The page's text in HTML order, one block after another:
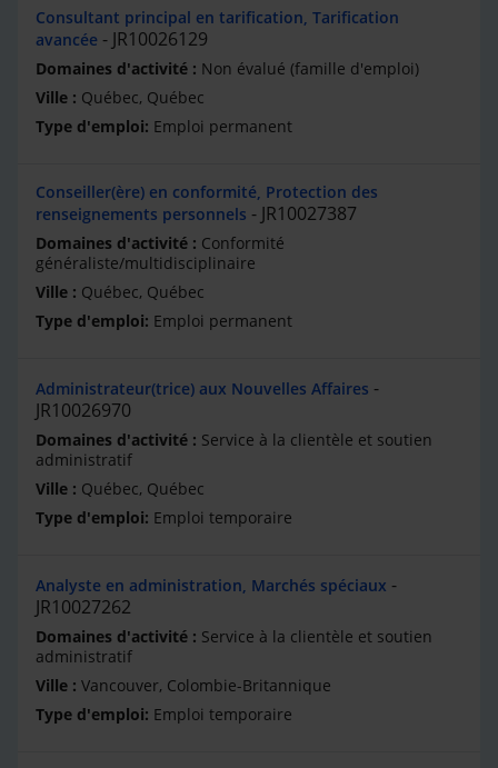
Consultant principal en tarification, Tarification
avancée
JR10026129
Non évalué (famille d'emploi)
Québec, Québec
Emploi permanent
Conseiller(ère) en conformité, Protection des
renseignements personnels
JR10027387
Conformité
généraliste/multidisciplinaire
Québec, Québec
Emploi permanent
Administrateur(trice) aux Nouvelles Affaires
JR10026970
Service à la clientèle et soutien
administratif
Québec, Québec
Emploi temporaire
Analyste en administration, Marchés spéciaux
JR10027262
Service à la clientèle et soutien
administratif
Vancouver, Colombie-Britannique
Emploi temporaire